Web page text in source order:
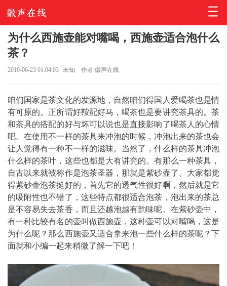
为什么西施壶能对嘴喝，西施壶适合泡什么
茶？
2019-06-23 01:04:03 未知 作者:徽声在线
咱们国家是茶文化的发源地，自然咱们得国人爱喝茶也是情
有可原的。正所谓好鞍配好马，喝茶也是要讲究茶具的。茶
和茶具的搭配的好与坏可以说也是直接影响了喝茶人的心情
吧。在使用不一样的茶具来冲泡的时候，冲泡出来的茶也会
让人觉得有一种不一样的滋味。当然了，什么样的茶具冲泡
什么样的茶叶，这些也都是大有讲究的。有那么一种茶具，
自古以来就被称作是泡茶圣器，那就是紫砂壶了。大家都觉
得紫砂壶泡茶挺好的，首先它的透气性很好啊，然后就是它
的吸附性也不错了，这些特点都很适合泡茶，泡出来的茶总
是不容易失去茶香，而且还越泡越有韵味呢。在紫砂壶中，
有一种比较有名的壶叫做西施壶，这种壶可以对嘴喝，这是
为什么呢？那么西施壶又适合拿来泡一些什么样的茶呢？下
面就和小编一起来稍微了解一下吧！